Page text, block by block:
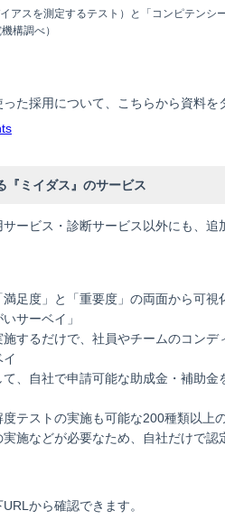
アスを測定するテスト）と「コンピテンシ
構調べ）
た採用について、こちらから資料を
『ミイダス』のサービス
サービス・診断サービス以外にも、
足度」と「重要度」の両面から可
サーベイ」
するだけで、社員やチームのコン
、自社で申請可能な助成金・補助
テストの実施も可能な200種類以上
施などが必要なため、自社だけで
から確認できます。